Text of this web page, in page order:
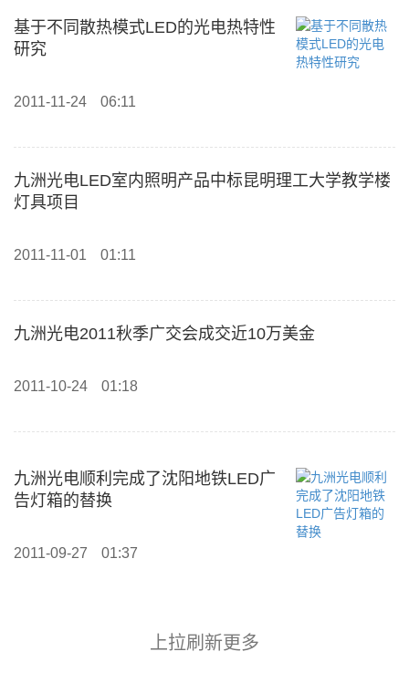
基于不同散热模式LED的光电热特性
研究
2011-11-24 06:11
九洲光电LED室内照明产品中标昆明理工大学教学楼
灯具项目
2011-11-01 01:11
九洲光电2011秋季广交会成交近10万美金
2011-10-24 01:18
九洲光电顺利完成了沈阳地铁LED广
告灯箱的替换
2011-09-27 01:37
上拉刷新更多